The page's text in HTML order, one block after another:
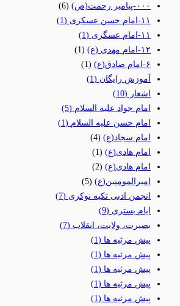
٠٠٠-پیامبر رحمت(ص)
(6)
١١-امام حسن عسکری
(1)
١١-امام عسگری
(1)
١٢-امام مهدی (ع)
(1)
۶-امام صادق(ع)
(1)
آموزش رایگان (1)
اشعار (10)
امام جواد علیه السلام (5)
امام حسن علیه السلام (1)
امام سجاد(ع) (4)
امام هادی(ع) (1)
امام هادی(ع) (2)
امیرالمومنین(ع) (5)
انجمن ادبی تکیه نوکری (7)
ایام بستری (9)
بصیرت، ولایت، انقلاب (7)
پیش مرثیه ها (1)
پیش مرثیه ها (1)
پیش مرثیه ها (1)
پیش مرثیه ها (1)
پیش مرثیه ها (1)